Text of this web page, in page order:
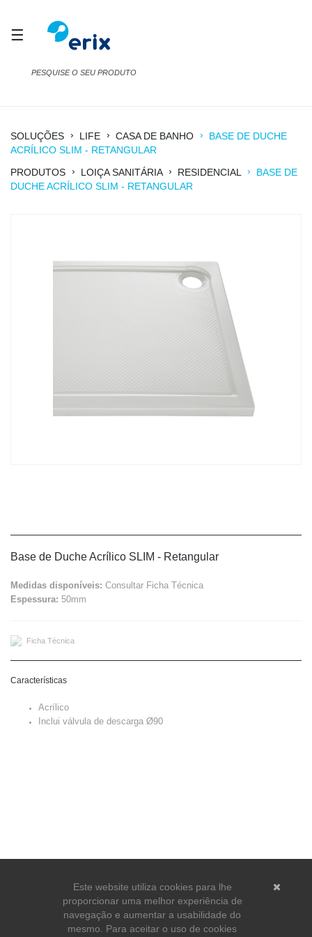
☰
SOLUÇÕES › LIFE › CASA DE BANHO ›
BASE DE DUCHE
ACRÍLICO SLIM - RETANGULAR
PRODUTOS › LOIÇA SANITÁRIA › RESIDENCIAL ›
BASE DE
DUCHE ACRÍLICO SLIM - RETANGULAR
Base de Duche Acrílico SLIM - Retangular
Medidas disponíveis: Consultar Ficha Técnica
Espessura: 50mm
Ficha Técnica
Características
Acrílico
Inclui válvula de descarga Ø90
Este website utiliza cookies para lhe
proporcionar uma melhor experiência de
navegação e aumentar a usabilidade do
mesmo. Para aceitar o uso de cookies